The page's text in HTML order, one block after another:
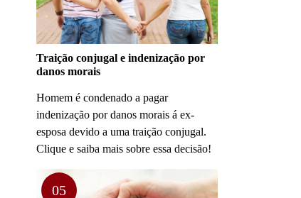
Traição conjugal e indenização por
danos morais
Homem é condenado a pagar
indenização por danos morais á ex-
esposa devido a uma traição conjugal.
Clique e saiba mais sobre essa decisão!
05